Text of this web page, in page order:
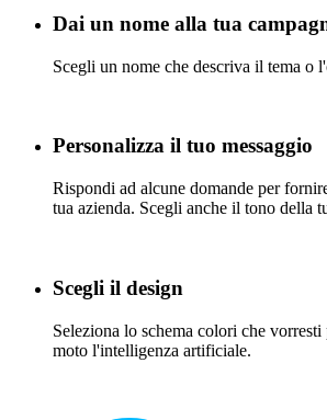
Dai un nome alla tua
Scegli un nome che descriva il tema o
Personalizza il tuo messaggio
Rispondi ad alcune domande per
tua azienda. Scegli anche il tono della
Scegli il design
Seleziona lo schema colori che
moto l'intelligenza artificiale.